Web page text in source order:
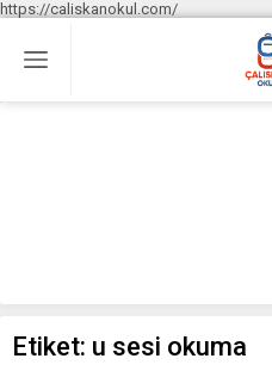
https://caliskanokul.com/
Etiket: u sesi okuma